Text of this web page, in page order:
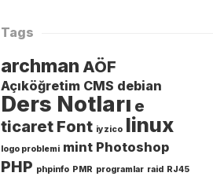
Tags
archman AÖF
Açıköğretim CMS debian
Ders Notları e
ticaret Font iyzico linux
logo problemi mint Photoshop
PHP phpinfo PMR programlar raid RJ45